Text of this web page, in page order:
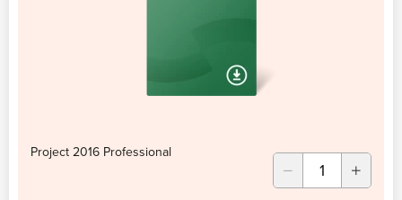
Project 2016 Professional